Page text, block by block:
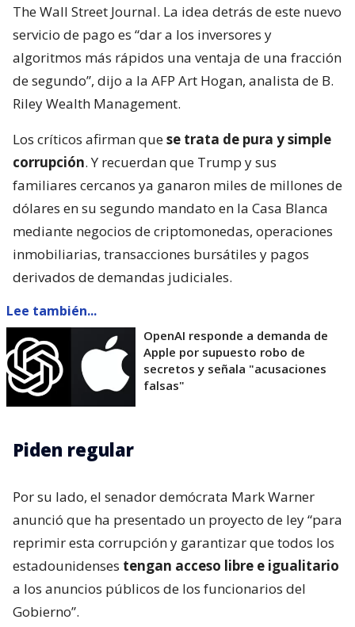
The Wall Street Journal. La idea detrás de este nuevo
servicio de pago es “dar a los inversores y
algoritmos más rápidos una ventaja de una fracción
de segundo”, dijo a la AFP Art Hogan, analista de B.
Riley Wealth Management.
Los críticos afirman quese trata de pura y simple
corrupción. Y recuerdan que Trump y sus
familiares cercanos ya ganaron miles de millones de
dólares en su segundo mandato en la Casa Blanca
mediante negocios de criptomonedas, operaciones
inmobiliarias, transacciones bursátiles y pagos
derivados de demandas judiciales.
Lee también...
OpenAI responde a demanda de
Apple por supuesto robo de
secretos y señala "acusaciones
falsas"
Piden regular
Por su lado, el senador demócrata Mark Warner
anunció que ha presentado un proyecto de ley “para
reprimir esta corrupción y garantizar que todos los
estadounidenses tengan acceso libre e igualitario
a los anuncios públicos de los funcionarios del
Gobierno”.